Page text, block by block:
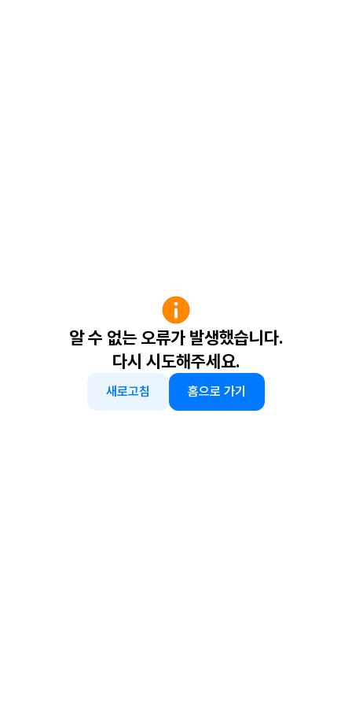
알 수 없는 오류가 발생했습니다.
다시 시도해주세요.
새로고침 홈으로 가기